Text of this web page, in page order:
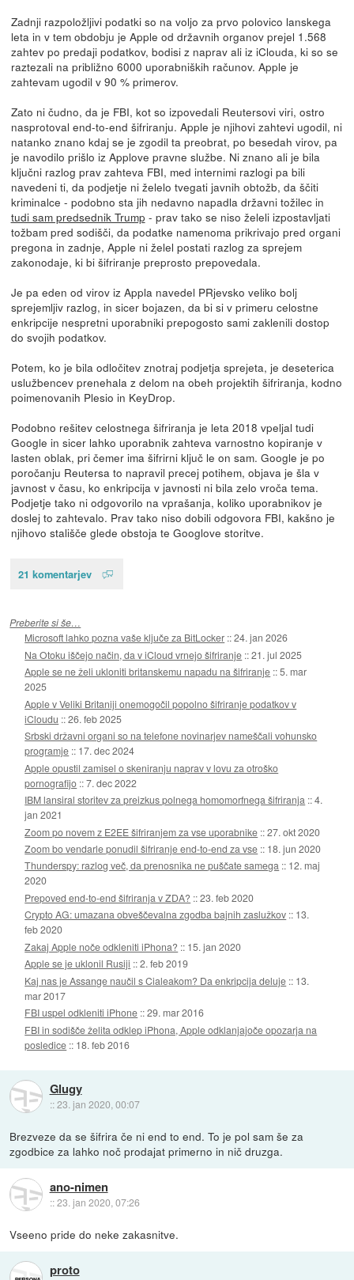
Zadnji razpoložljivi podatki so na voljo za prvo polovico lanskega
leta in v tem obdobju je Apple od državnih organov prejel 1.568
zahtev po predaji podatkov, bodisi z naprav ali iz iClouda, ki so se
raztezali na približno 6000 uporabniških računov. Apple je
zahtevam ugodil v 90 % primerov.
Zato ni čudno, da je FBI, kot so izpovedali Reutersovi viri, ostro
nasprotoval end-to-end šifriranju. Apple je njihovi zahtevi ugodil, ni
natanko znano kdaj se je zgodil ta preobrat, po besedah virov, pa
je navodilo prišlo iz Applove pravne službe. Ni znano ali je bila
ključni razlog prav zahteva FBI, med internimi razlogi pa bili
navedeni ti, da podjetje ni želelo tvegati javnih obtožb, da ščiti
kriminalce - podobno sta jih nedavno napadla državni tožilec in
tudi sam predsednik Trump - prav tako se niso želeli izpostavljati
tožbam pred sodišči, da podatke namenoma prikrivajo pred organi
pregona in zadnje, Apple ni želel postati razlog za sprejem
zakonodaje, ki bi šifriranje preprosto prepovedala.
Je pa eden od virov iz Appla navedel PRjevsko veliko bolj
sprejemljiv razlog, in sicer bojazen, da bi si v primeru celostne
enkripcije nespretni uporabniki prepogosto sami zaklenili dostop
do svojih podatkov.
Potem, ko je bila odločitev znotraj podjetja sprejeta, je deseterica
uslužbencev prenehala z delom na obeh projektih šifriranja, kodno
poimenovanih Plesio in KeyDrop.
Podobno rešitev celostnega šifriranja je leta 2018 vpeljal tudi
Google in sicer lahko uporabnik zahteva varnostno kopiranje v
lasten oblak, pri čemer ima šifrirni ključ le on sam. Google je po
poročanju Reutersa to napravil precej potihem, objava je šla v
javnost v času, ko enkripcija v javnosti ni bila zelo vroča tema.
Podjetje tako ni odgovorilo na vprašanja, koliko uporabnikov je
doslej to zahtevalo. Prav tako niso dobili odgovora FBI, kakšno je
njihovo stališče glede obstoja te Googlove storitve.
21 komentarjev
Preberite si še…
Microsoft lahko pozna vaše ključe za BitLocker ::24. jan 2026
Na Otoku iščejo način, da v iCloud vrnejo šifriranje ::21. jul 2025
Apple se ne želi ukloniti britanskemu napadu na šifriranje ::5. mar
2025
Apple v Veliki Britaniji onemogočil popolno šifriranje podatkov v
iCloudu ::26. feb 2025
Srbski državni organi so na telefone novinarjev nameščali vohunsko
programje :: 17. dec 2024
Apple opustil zamisel o skeniranju naprav v lovu za otroško
pornografijo ::7. dec 2022
IBM lansiral storitev za preizkus polnega homomorfnega šifriranja ::4.
jan 2021
Zoom po novem z E2EE šifriranjem za vse uporabnike ::27. okt 2020
Zoom bo vendarle ponudil šifriranje end-to-end za vse :: 18. jun 2020
Thunderspy: razlog več, da prenosnika ne puščate samega :: 12. maj
2020
Prepoved end-to-end šifriranja v ZDA? ::23. feb 2020
Crypto AG: umazana obveščevalna zgodba bajnih zaslužkov :: 13.
feb 2020
Zakaj Apple noče odkleniti iPhona? :: 15. jan 2020
Apple se je uklonil Rusiji ::2. feb 2019
Kaj nas je Assange naučil s Cialeakom? Da enkripcija deluje :: 13.
mar 2017
FBI uspel odkleniti iPhone ::29. mar 2016
FBI in sodišče želita odklep iPhona, Apple odklanjajoče opozarja na
posledice :: 18. feb 2016
Glugy
::23. jan 2020, 00:07
Brezveze da se šifrira če ni end to end. To je pol sam še za
zgodbice za lahko noč prodajat primerno in nič druzga.
ano-nimen
::23. jan 2020, 07:26
Vseeno pride do neke zakasnitve.
proto